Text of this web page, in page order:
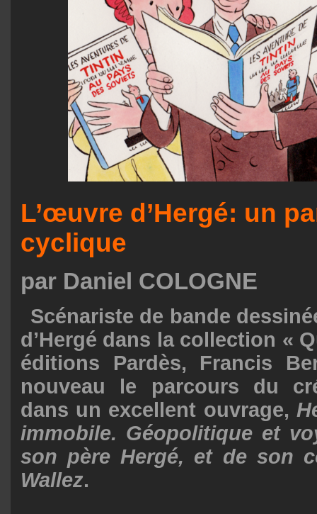
L’œuvre d’Hergé: un
cyclique
par Daniel COLOGNE
Scénariste de bande
d’Hergé dans la collection «
éditions Pardès, Francis
nouveau le parcours du
dans un excellent ouvrage,
immobile. Géopolitique et
son père Hergé, et de son
Wallez.